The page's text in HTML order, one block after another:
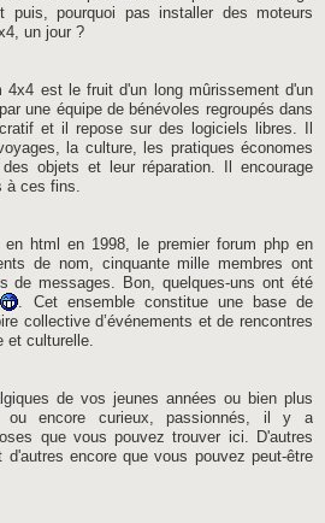
pourquoi pas installer des moteurs
un jour ?
4x4 est le fruit d'un long mûrissement d'un
une équipe de bénévoles regroupés dans
et il repose sur des logiciels libres. Il
la culture, les pratiques économes
objets et leur réparation. Il encourage
à ces fins.
en html en 1998, le premier forum php en
de nom, cinquante mille membres ont
de messages. Bon, quelques-uns ont été
. Cet ensemble constitue une base de
collective d’événements et de rencontres
et culturelle.
de vos jeunes années ou bien plus
encore curieux, passionnés, il y a
que vous pouvez trouver ici. D'autres
encore que vous pouvez peut-être